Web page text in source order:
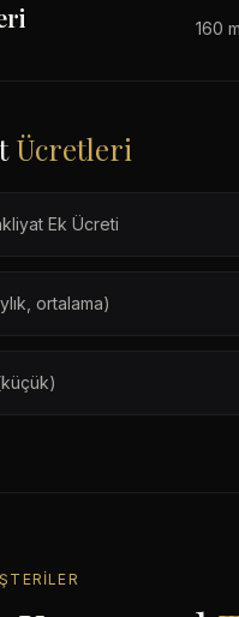
160
Ücretleri
Ek Ücreti
ortalama)